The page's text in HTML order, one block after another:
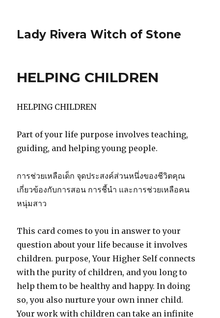
Lady Rivera Witch of Stone
HELPING CHILDREN
HELPING CHILDREN
Part of your life purpose involves teaching,
guiding, and helping young people.
การช่วยเหลือเด็ก จุดประสงค์ส่วนหนึ่งของชีวิตคุณ
เกี่ยวข้องกับการสอน การชี้นำ และการช่วยเหลือคน
หนุ่มสาว
This card comes to you in answer to your
question about your life because it involves
children. purpose, Your Higher Self connects
with the purity of children, and you long to
help them to be healthy and happy. In doing
so, you also nurture your own inner child.
Your work with children can take an infinite